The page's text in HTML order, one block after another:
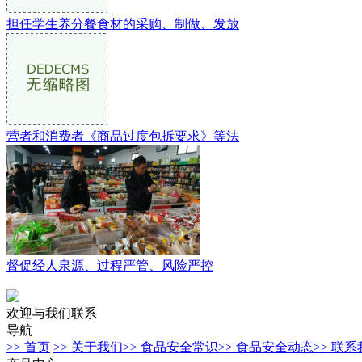
担任学生养分餐食材的采购、制做、发放
营者和消费者《商品过度包拆要求》等法
督促经人泉源、过程严管、风险严控
欢迎与我们联系
导航
>> 首页 >> 关于我们>> 食品安全常识>> 食品安全动态>> 联系